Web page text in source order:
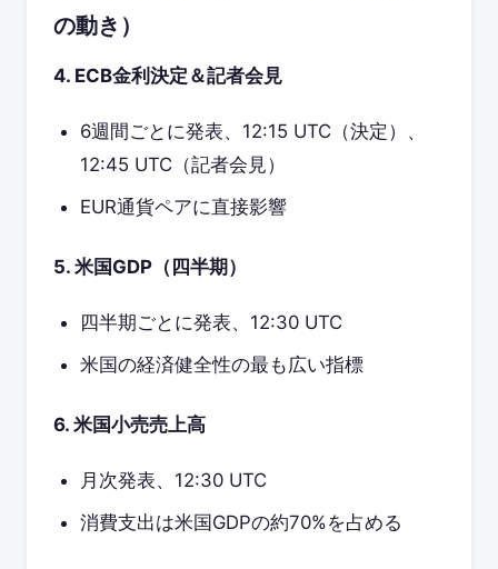
の動き）
4. ECB金利決定＆記者会見
6週間ごとに発表、12:15 UTC（決定）、
12:45 UTC（記者会見）
EUR通貨ペアに直接影響
5. 米国GDP（四半期）
四半期ごとに発表、12:30 UTC
米国の経済健全性の最も広い指標
6. 米国小売売上高
月次発表、12:30 UTC
消費支出は米国GDPの約70%を占める